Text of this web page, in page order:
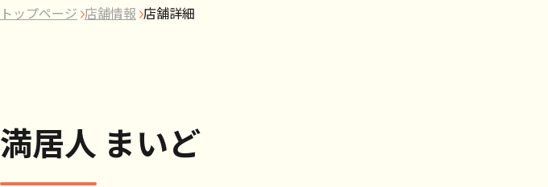
トップページ 店舗情報 店舗詳細
満居人 まいど